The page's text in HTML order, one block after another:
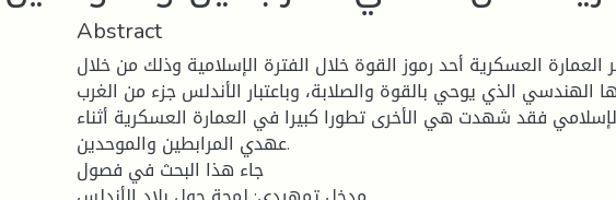
Abstract
العمارة العسكرية أحد رموز القوة خلال الفترة الإسلامية وذلك من خلال
الهندسي الذي يوحي بالقوة والصلابة، وباعتبار الأندلس جزء من الغرب
فقد شهدت هي الأخرى تطورا كبيرا في العمارة العسكرية أثناء
عهدي المرابطين والموحدين.
جاء هذا البحث في فصول